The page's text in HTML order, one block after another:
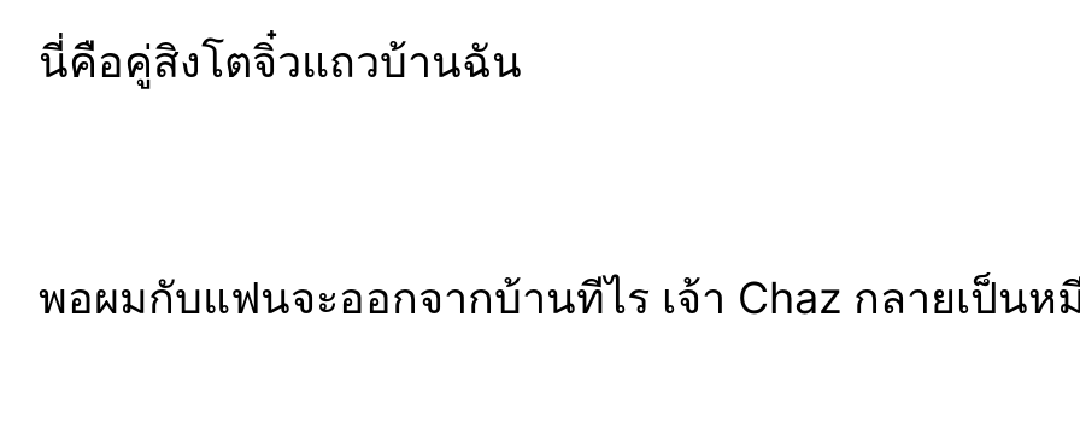
นี่คือคู่สิงโตจิ๋วแถวบ้านฉัน
พอผมกับแฟนจะออกจากบ้านทีไร เจ้า Chaz กลายเป็นห